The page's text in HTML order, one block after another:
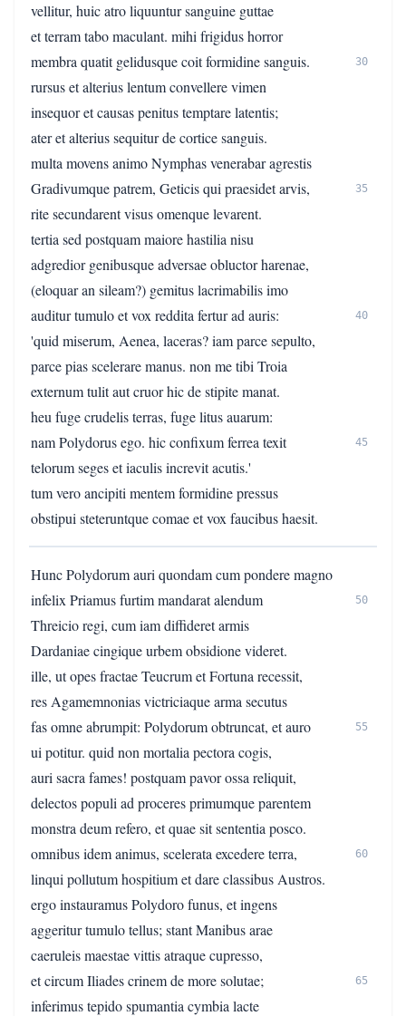
vellitur, huic atro liquuntur sanguine guttae
et terram tabo maculant. mihi frigidus horror
membra quatit gelidusque coit formidine sanguis.
30
rursus et alterius lentum convellere vimen
insequor et causas penitus temptare latentis;
ater et alterius sequitur de cortice sanguis.
multa movens animo Nymphas venerabar agrestis
Gradivumque patrem, Geticis qui praesidet arvis,
35
rite secundarent visus omenque levarent.
tertia sed postquam maiore hastilia nisu
adgredior genibusque adversae obluctor harenae,
(eloquar an sileam?) gemitus lacrimabilis imo
auditur tumulo et vox reddita fertur ad auris:
40
'quid miserum, Aenea, laceras? iam parce sepulto,
parce pias scelerare manus. non me tibi Troia
externum tulit aut cruor hic de stipite manat.
heu fuge crudelis terras, fuge litus auarum:
nam Polydorus ego. hic confixum ferrea texit
45
telorum seges et iaculis increvit acutis.'
tum vero ancipiti mentem formidine pressus
obstipui steteruntque comae et vox faucibus haesit.
Hunc Polydorum auri quondam cum pondere magno
infelix Priamus furtim mandarat alendum
50
Threicio regi, cum iam diffideret armis
Dardaniae cingique urbem obsidione videret.
ille, ut opes fractae Teucrum et Fortuna recessit,
res Agamemnonias victriciaque arma secutus
fas omne abrumpit: Polydorum obtruncat, et auro
55
ui potitur. quid non mortalia pectora cogis,
auri sacra fames! postquam pavor ossa reliquit,
delectos populi ad proceres primumque parentem
monstra deum refero, et quae sit sententia posco.
omnibus idem animus, scelerata excedere terra,
60
linqui pollutum hospitium et dare classibus Austros.
ergo instauramus Polydoro funus, et ingens
aggeritur tumulo tellus; stant Manibus arae
caeruleis maestae vittis atraque cupresso,
et circum Iliades crinem de more solutae;
65
inferimus tepido spumantia cymbia lacte